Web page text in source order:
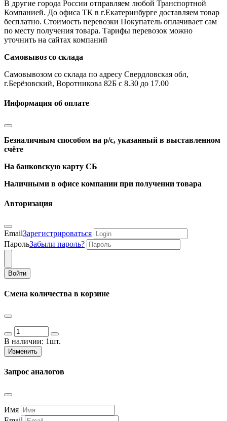
В другие города России отправляем любой Транспортной
Компанией. До офиса ТК в г.Екатеринбурге доставляем товар
бесплатно. Стоимость перевозки Покупатель оплачивает сам
по месту получения товара. Тарифы перевозок можно
уточнить на сайтах компаний
Самовывоз со склада
Самовывозом со склада по адресу Свердловская обл,
г.Берёзовский, Воротникова 82Б с 8.30 до 17.00
Информация об оплате
Безналичным способом на р/с, указанный в выставленном
счёте
На банковскую карту СБ
Наличными в офисе компании при получении товара
Авторизация
EmailЗарегистрироваться
ПарольЗабыли пароль?
Войти
Смена количества в корзине
В наличии: 1шт.
Изменить
Запрос аналогов
Имя